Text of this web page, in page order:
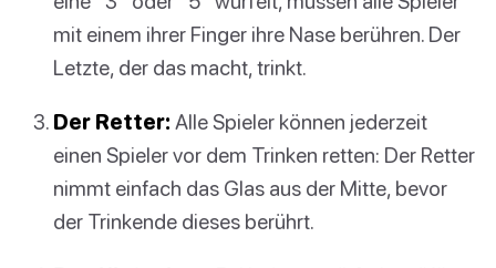
mit einem ihrer Finger ihre Nase berühren. Der
Letzte, der das macht, trinkt.
Der Retter: Alle Spieler können jederzeit
einen Spieler vor dem Trinken retten: Der Retter
nimmt einfach das Glas aus der Mitte, bevor
der Trinkende dieses berührt.